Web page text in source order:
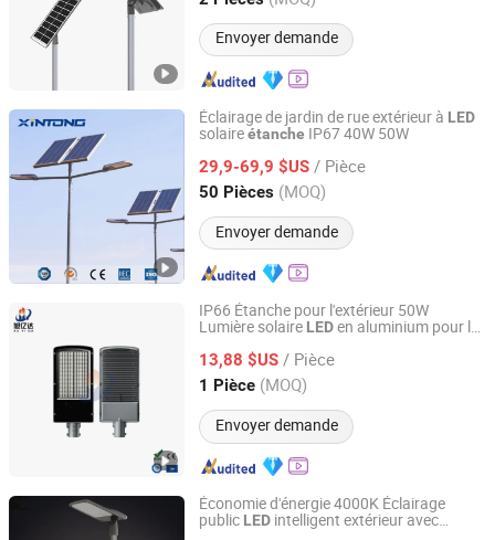
Envoyer demande
Éclairage de jardin de rue extérieur à LED
solaireétanche IP67 40W 50W
29,9-69,9 $US / Pièce
50 Pièces (MOQ)
Envoyer demande
Yangzhou Xintong Transport Equipment Group Co., Ltd.
Jiangsu, China Depuis 2019
IP66 Étanche pour l'extérieur 50W
Lumière solaire LEDen aluminium pour le
d'énergie,éclairage, lampes
13,88 $US / Pièce
1 Pièce (MOQ)
Envoyer demande
Jiangsu Xuyida Construction Engineering Co., Ltd
Jiangsu, China Depuis 2023
Économie d'énergie 4000K Éclairage
public LED intelligent extérieur avec
Ningbo Sunle Lighting Electric Co., Ltd.